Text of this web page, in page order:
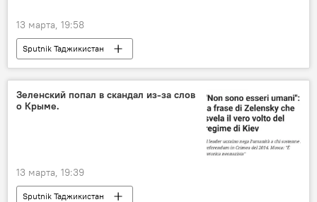
13 марта, 19:58
Sputnik Таджикистан
Зеленский попал в скандал из-за слов
о Крыме.
13 марта, 19:39
Sputnik Таджикистан